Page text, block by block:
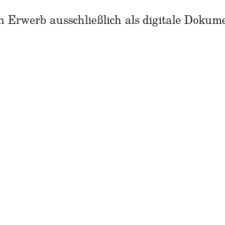
ausschließlich als digitale